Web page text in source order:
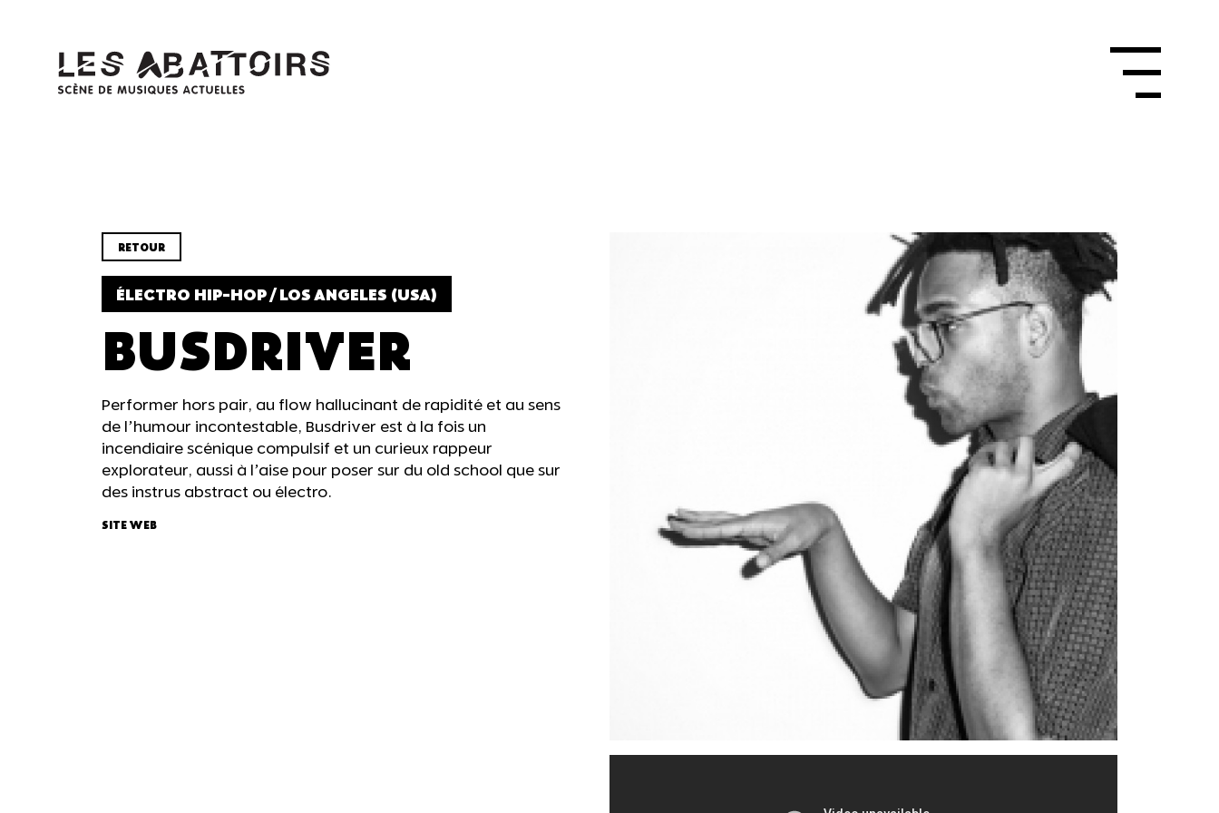
RETOUR
ÉLECTRO HIP-HOP / LOS ANGELES (USA)
BUSDRIVER
Performer hors pair, au flow hallucinant de rapidité et au sens
de l’humour incontestable, Busdriver est à la fois un
incendiaire scénique compulsif et un curieux rappeur
explorateur, aussi à l’aise pour poser sur du old school que sur
des instrus abstract ou électro.
SITE WEB